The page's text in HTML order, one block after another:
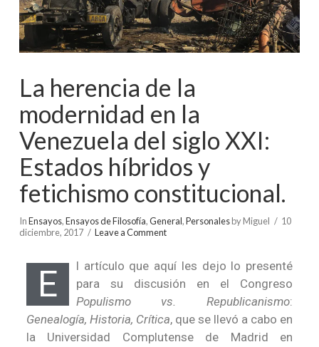
La herencia de la
modernidad en la
Venezuela del siglo XXI:
Estados híbridos y
fetichismo constitucional.
InEnsayos,Ensayos de Filosofía,General,Personalesby Miguel
10
diciembre, 2017
Leave a Comment
E
l artículo que aquí les dejo lo presenté
para su discusión en el Congreso
Populismo vs. Republicanismo:
Genealogía, Historia, Crítica, que se llevó a cabo en
la Universidad Complutense de Madrid en